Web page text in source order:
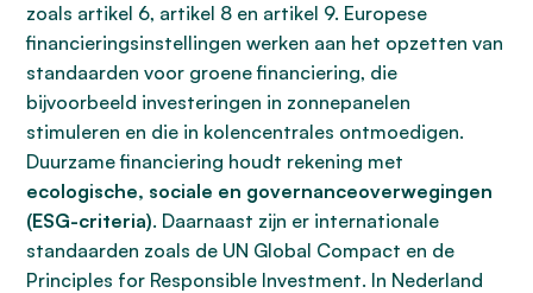
zoals artikel 6, artikel 8 en artikel 9. Europese
financieringsinstellingen werken aan het opzetten van
standaarden voor groene financiering, die
bijvoorbeeld investeringen in zonnepanelen
stimuleren en die in kolencentrales ontmoedigen.
Duurzame financiering houdt rekening met
ecologische, sociale en governanceoverwegingen
(ESG-criteria). Daarnaast zijn er internationale
standaarden zoals de UN Global Compact en de
Principles for Responsible Investment. In Nederland